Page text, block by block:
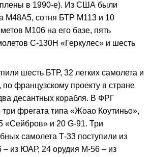
в 1990-е). Из США были
М48А5, сотня БТР М113 и 10
М106 на его базе, пять
С-130Н «Геркулес» и шесть
шесть БТР, 32 легких самолета и
по французскому проекту в стране
десантных корабля. В ФРГ
фрегата типа «Жоао Коутиньо»,
«Сейбров» и 20 G-91. Три
самолета Т-33 поступили из
– из ЮАР, 24 орудия М-56 – из